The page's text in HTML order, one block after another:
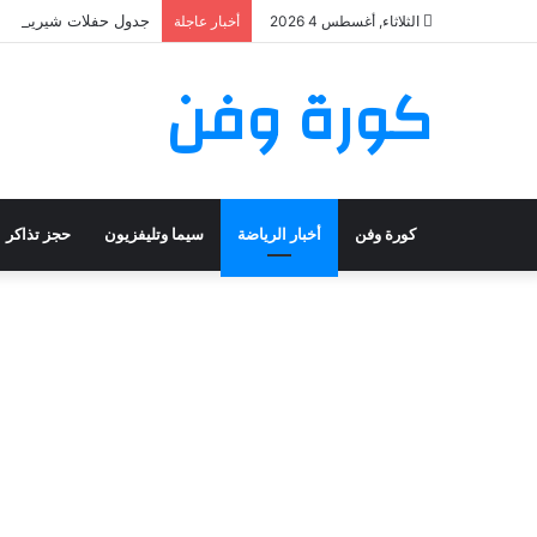
الثلاثاء, أغسطس 4 2026 أخبار عاجلة جدول حفلات شيرين عبد الوهاب 2026: تعرف على مواعيد وأماكن
كورة وفن
كورة وفن أخبار الرياضة سيما وتليفزيون حجز تذاكر